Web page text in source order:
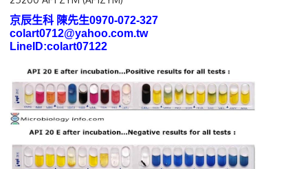
京辰生科 陳先生0970-072-327
colart0712@yahoo.com.tw
LineID:colart07122